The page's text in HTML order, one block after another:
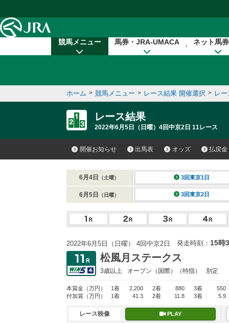
競馬メニュー 馬券・JRA-UMACA ネット馬
ホーム > 競馬メニュー > レース結果 開催選択 > レ
レース結果
2022年6月5日（日曜）4回中京2日 11レース
開催お知らせ 出馬表 オッズ 払戻金
6月4日 （土曜） 3回東京1日
6月5日 （日曜） 3回東京2日
2022年6月5日（日曜） 4回中京2日 発走時刻： 15時
松風月ステークス
3歳以上 オープン （国際）（特指） 別定
本賞金 （万円） 1着 2,200 2着 880 3着
550
付加賞 （万円） 1着 41.3 2着 11.8 3着 5.9
レース映像 PLAY